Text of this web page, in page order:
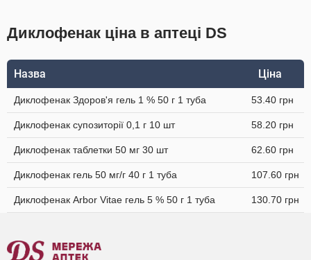
Диклофенак ціна в аптеці DS
Назва Ціна
Диклофенак Здоров'я гель 1 % 50 г 1 туба 53.40 грн
Диклофенак супозиторії 0,1 г 10 шт 58.20 грн
Диклофенак таблетки 50 мг 30 шт 62.60 грн
Диклофенак гель 50 мг/г 40 г 1 туба 107.60 грн
Диклофенак Arbor Vitae гель 5 % 50 г 1 туба 130.70 грн